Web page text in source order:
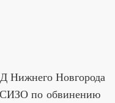
Нижнего Новгорода
СИЗО по обвинению